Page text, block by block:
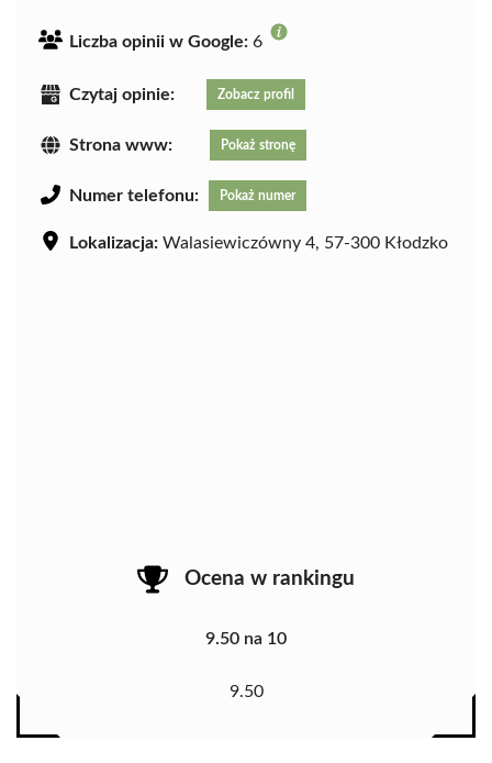
Liczba opinii w Google: 6
Czytaj opinie: Zobacz profil
Strona www: Pokaż stronę
Numer telefonu: Pokaż numer
Lokalizacja: Walasiewiczówny 4, 57-300 Kłodzko
Ocena w rankingu
9.50 na 10
9.50